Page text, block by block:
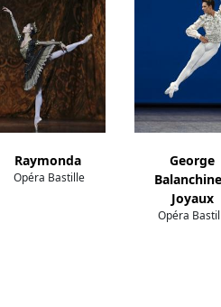
Raymonda
Opéra Bastille
George
Joyaux
Opéra